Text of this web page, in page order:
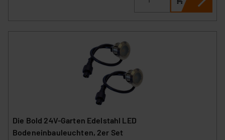
Unsere Kooperation mit diesen Dienstleistern stützt
Beurteilung der mit der Datenübermittlung,
insbesondere der Art der übermittelten Daten,
verbundenen Risiken.“
Datenschutzerklärung
Die Bold 24V-Garten Edelstahl LED
Bodeneinbauleuchten, 2er Set